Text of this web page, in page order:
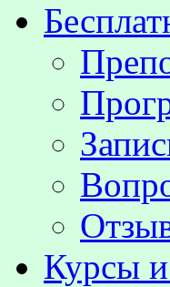
Курсы